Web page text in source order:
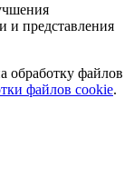
и представления
обработку файлов
файлов cookie.